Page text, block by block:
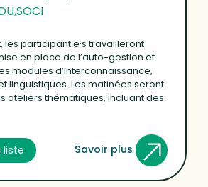
participant·e·s travailleront
en place de l’auto-gestion et
modules d’interconnaissance,
linguistiques. Les matinées seront
ateliers thématiques, incluant des
liste Savoir plus